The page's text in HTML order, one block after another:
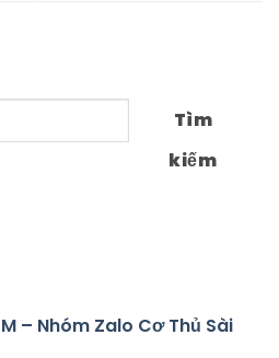
Tìm
kiếm
– Nhóm Zalo Cơ Thủ Sài